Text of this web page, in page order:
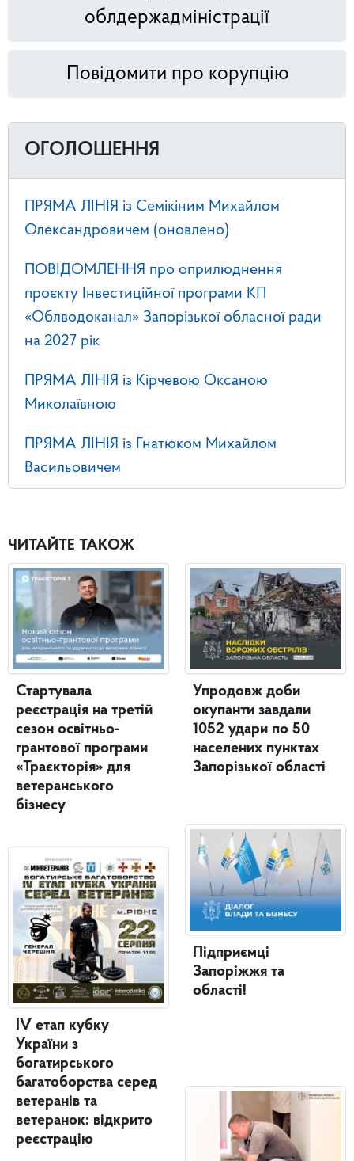
облдержадміністрації
Повідомити про корупцію
ОГОЛОШЕННЯ
ПРЯМА ЛІНІЯ із Семікіним Михайлом
Олександровичем (оновлено)
ПОВІДОМЛЕННЯ про оприлюднення
проєкту Інвестиційної програми КП
«Облводоканал» Запорізької обласної ради
на 2027 рік
ПРЯМА ЛІНІЯ із Кірчевою Оксаною
Миколаївною
ПРЯМА ЛІНІЯ із Гнатюком Михайлом
Васильовичем
ЧИТАЙТЕ ТАКОЖ
Стартувала
реєстрація на третій
сезон освітньо-
грантової програми
«Траєкторія» для
ветеранського
бізнесу
IV етап кубку
України з
богатирського
багатоборства серед
ветеранів та
ветеранок: відкрито
реєстрацію
Упродовж доби
окупанти завдали
1052 удари по 50
населених пунктах
Запорізької області
Підприємці
Запоріжжя та
області!